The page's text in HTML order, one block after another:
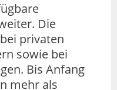
Die
privaten
sowie bei
Bis Anfang
mehr als